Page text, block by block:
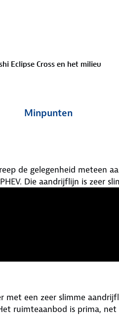
Eclipse Cross en het milieu
Minpunten
de gelegenheid meteen
Die aandrijflijn is zeer
met een zeer slimme
ruimteaanbod is prima,